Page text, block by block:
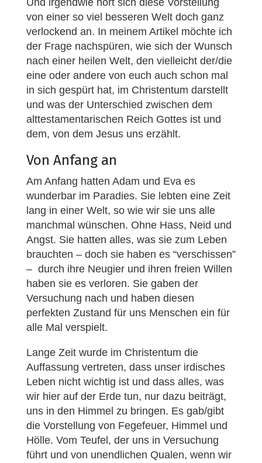
Und irgendwie hört sich diese Vorstellung
von einer so viel besseren Welt doch ganz
verlockend an. In meinem Artikel möchte ich
der Frage nachspüren, wie sich der Wunsch
nach einer heilen Welt, den vielleicht der/die
eine oder andere von euch auch schon mal
in sich gespürt hat, im Christentum darstellt
und was der Unterschied zwischen dem
alttestamentarischen Reich Gottes ist und
dem, von dem Jesus uns erzählt.
Von Anfang an
Am Anfang hatten Adam und Eva es
wunderbar im Paradies. Sie lebten eine Zeit
lang in einer Welt, so wie wir sie uns alle
manchmal wünschen. Ohne Hass, Neid und
Angst. Sie hatten alles, was sie zum Leben
brauchten – doch sie haben es “verschissen”
– durch ihre Neugier und ihren freien Willen
haben sie es verloren. Sie gaben der
Versuchung nach und haben diesen
perfekten Zustand für uns Menschen ein für
alle Mal verspielt.
Lange Zeit wurde im Christentum die
Auffassung vertreten, dass unser irdisches
Leben nicht wichtig ist und dass alles, was
wir hier auf der Erde tun, nur dazu beiträgt,
uns in den Himmel zu bringen. Es gab/gibt
die Vorstellung von Fegefeuer, Himmel und
Hölle. Vom Teufel, der uns in Versuchung
führt und von unendlichen Qualen, wenn wir